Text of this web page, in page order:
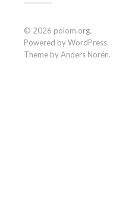
© 2026 polom.org.
Powered byWordPress.
Theme byAnders Norén.